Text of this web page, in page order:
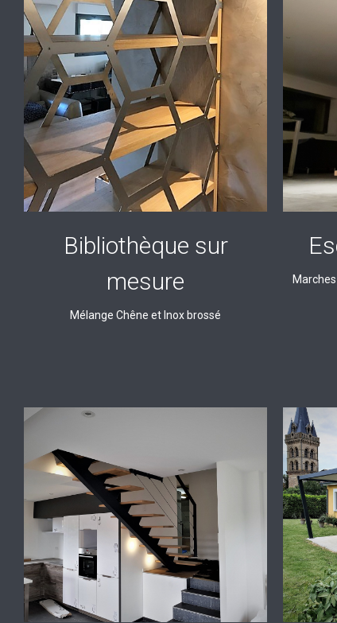
Bibliothèque sur
mesure
Mélange Chêne et Inox brossé